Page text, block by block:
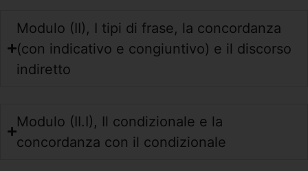
Modulo (II), I tipi di frase, la concordanza
(con indicativo e congiuntivo) e il discorso
indiretto
Modulo (II.I), Il condizionale e la
concordanza con il condizionale